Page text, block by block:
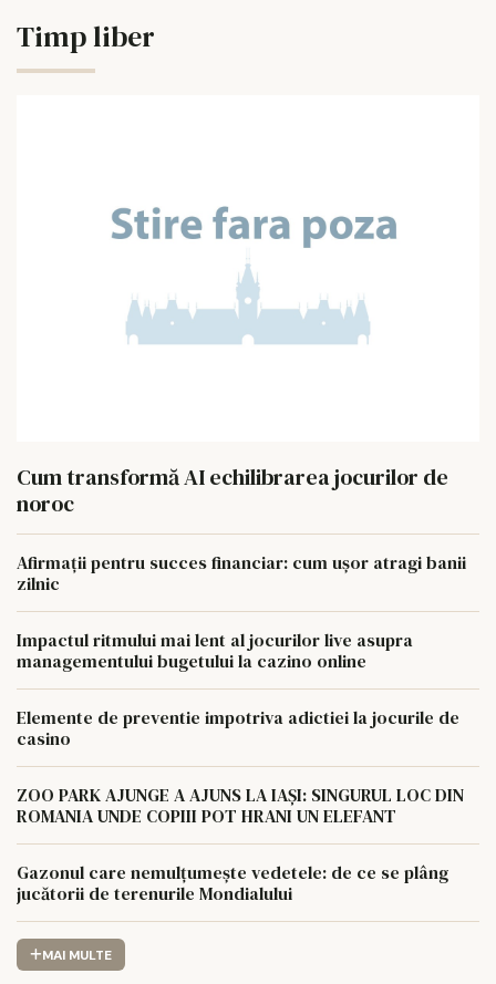
Timp liber
Cum transformă AI echilibrarea jocurilor de
noroc
Afirmații pentru succes financiar: cum ușor atragi banii
zilnic
Impactul ritmului mai lent al jocurilor live asupra
managementului bugetului la cazino online
Elemente de preventie impotriva adictiei la jocurile de
casino
ZOO PARK AJUNGE A AJUNS LA IAȘI: SINGURUL LOC DIN
ROMANIA UNDE COPIII POT HRANI UN ELEFANT
Gazonul care nemulțumește vedetele: de ce se plâng
jucătorii de terenurile Mondialului
MAI MULTE